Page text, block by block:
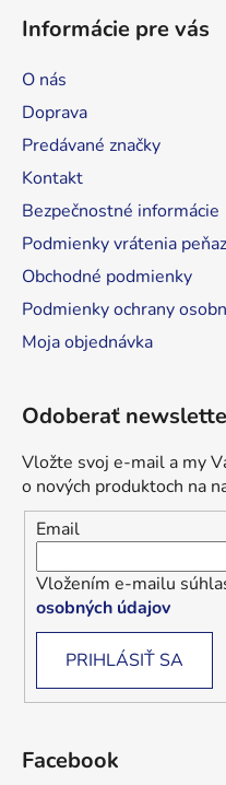
Informácie pre vás
O nás
Doprava
Predávané značky
Kontakt
Bezpečnostné informácie
Podmienky vrátenia
Obchodné podmienky
Podmienky ochrany
Moja objednávka
Odoberať
Vložte svoj e-mail a my
o nových produktoch na
Email
Vložením e-mailu
osobných údajov
PRIHLÁSIŤ SA
Facebook